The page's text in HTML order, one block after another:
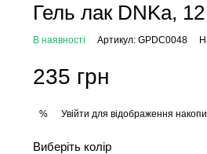
Гель лак DNKa,
В наявності Артикул: GPDC0048
235 грн
% Увійти для відображення
Виберіть колір